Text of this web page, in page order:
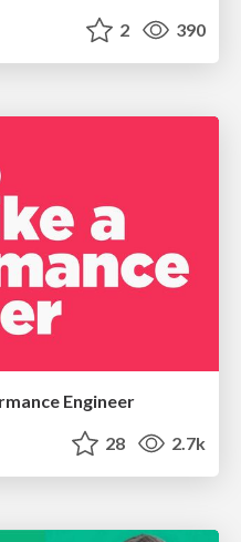
2 390
Engineer
28 2.7k